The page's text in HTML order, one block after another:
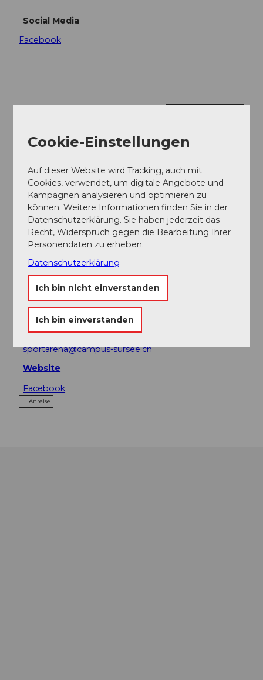
Social Media
Facebook
In der Nähe
Sehenswertes
Touren
Kontaktdaten
CAMPUS SURSEE Sportarena
Leidenbergstrasse
6208 Oberkirch
+41 (0)41 926 28 28
sportarena@campus-sursee.ch
Website
Facebook
Anreise
Cookie-Einstellungen
Auf dieser Website wird Tracking, auch mit
Cookies, verwendet, um digitale Angebote und
Kampagnen analysieren und optimieren zu
können. Weitere Informationen finden Sie in der
Datenschutzerklärung. Sie haben jederzeit das
Recht, Widerspruch gegen die Bearbeitung Ihrer
Personendaten zu erheben.
Datenschutzerklärung
Ich bin nicht einverstanden
Ich bin einverstanden